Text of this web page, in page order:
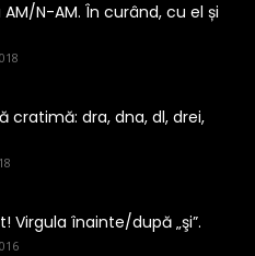
N-AM. În curând, cu el și
cratimă: dra, dna, dl, drei,
Virgula înainte/după „şi”.